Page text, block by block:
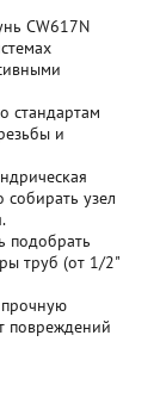
CW617N
стандартам
и
собирать узел
подобрать
труб (от 1/2"
прочную
повреждений